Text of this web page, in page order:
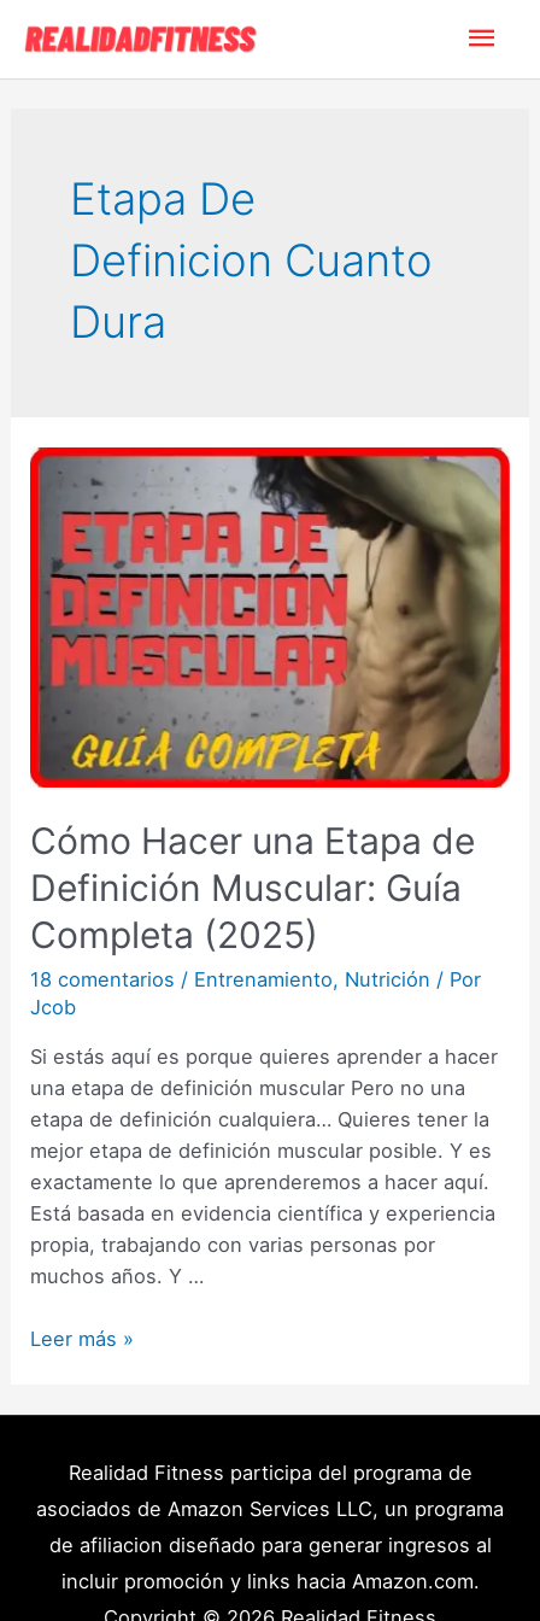
contenido
Etapa De
Definicion Cuanto
Dura
Cómo Hacer una Etapa de
Definición Muscular: Guía
Completa (2025)
18 comentarios / Entrenamiento, Nutrición / Por
Jcob
Si estás aquí es porque quieres aprender a hacer
una etapa de definición muscular Pero no una
etapa de definición cualquiera… Quieres tener la
mejor etapa de definición muscular posible. Y es
exactamente lo que aprenderemos a hacer aquí.
Está basada en evidencia científica y experiencia
propia, trabajando con varias personas por
muchos años. Y …
Cómo
Definición
Guía
Completa
Leer más »
Realidad Fitness participa del programa de
asociados de Amazon Services LLC, un programa
de afiliacion diseñado para generar ingresos al
incluir promoción y links hacia Amazon.com.